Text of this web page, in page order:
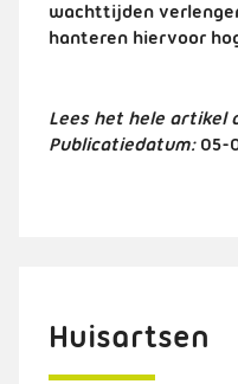
wachttijden
hanteren hiervoor
Lees het hele artikel
Publicatiedatum: 05-
Huisartsen